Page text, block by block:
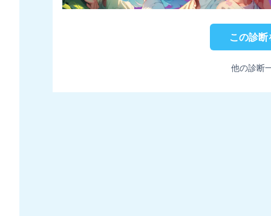
この診
他の診断